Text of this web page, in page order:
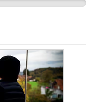
per lei,
richiesto rifugio in
Mezhde ha
è molto
data a lei e alla
in Svizzera, un
dove è ritornata a